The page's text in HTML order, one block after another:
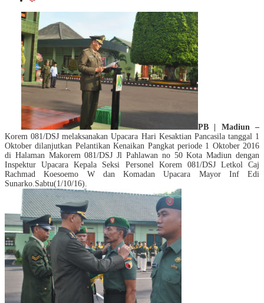
PB | Madiun –
Korem 081/DSJ melaksanakan Upacara Hari Kesaktian Pancasila tanggal 1
Oktober dilanjutkan Pelantikan Kenaikan Pangkat periode 1 Oktober 2016
di Halaman Makorem 081/DSJ Jl Pahlawan no 50 Kota Madiun dengan
Inspektur Upacara Kepala Seksi Personel Korem 081/DSJ Letkol Caj
Rachmad Koesoemo W dan Komadan Upacara Mayor Inf Edi
Sunarko.Sabtu(1/10/16).